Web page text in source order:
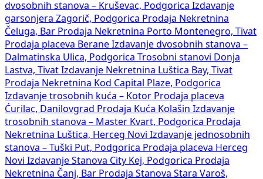
dvosobnih stanova – Kruševac, Podgorica Izdavanje
garsonjera Zagorič, Podgorica Prodaja Nekretnina
Čeluga, Bar Prodaja Nekretnina Porto Montenegro, Tivat
Prodaja placeva Berane Izdavanje dvosobnih stanova –
Dalmatinska Ulica, Podgorica Trosobni stanovi Donja
Lastva, Tivat Izdavanje Nekretnina Luštica Bay, Tivat
Prodaja Nekretnina Kod Capital Plaze, Podgorica
Izdavanje trosobnih kuća – Kotor Prodaja placeva
Ćurilac, Danilovgrad Prodaja Kuća Kolašin Izdavanje
trosobnih stanova – Master Kvart, Podgorica Prodaja
Nekretnina Luštica, Herceg Novi Izdavanje jednosobnih
stanova – Tuški Put, Podgorica Prodaja placeva Herceg
Novi Izdavanje Stanova City Kej, Podgorica Prodaja
Nekretnina Čanj, Bar Prodaja Stanova Stara Varoš,